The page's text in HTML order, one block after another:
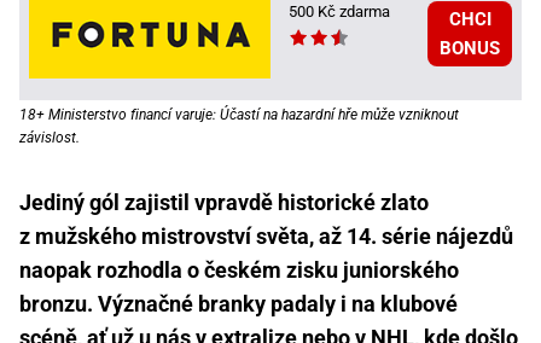
500 Kč zdarma
CHCI
BONUS
18+ Ministerstvo financí varuje: Účastí na hazardní hře může vzniknout
závislost.
Jediný gól zajistil vpravdě historické zlato
z mužského mistrovství světa, až 14. série nájezdů
naopak rozhodla o českém zisku juniorského
bronzu. Význačné branky padaly i na klubové
scéně, ať už u nás v extralize nebo v NHL, kde došlo